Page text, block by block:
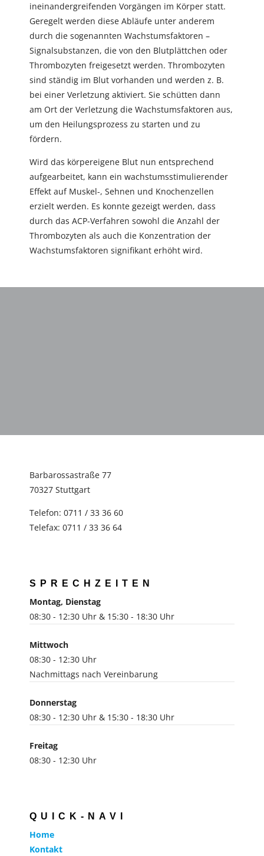
ineinandergreifenden Vorgängen im Körper statt.
Geregelt werden diese Abläufe unter anderem
durch die sogenannten Wachstumsfaktoren –
Signalsubstanzen, die von den Blutplättchen oder
Thrombozyten freigesetzt werden. Thrombozyten
sind ständig im Blut vorhanden und werden z. B.
bei einer Verletzung aktiviert. Sie schütten dann
am Ort der Verletzung die Wachstumsfaktoren aus,
um den Heilungsprozess zu starten und zu
fördern.
Wird das körpereigene Blut nun entsprechend
aufgearbeitet, kann ein wachstumsstimulierender
Effekt auf Muskel-, Sehnen und Knochenzellen
erzielt werden. Es konnte gezeigt werden, dass
durch das ACP-Verfahren sowohl die Anzahl der
Thrombozyten als auch die Konzentration der
Wachstumsfaktoren signifikant erhöht wird.
Barbarossastraße 77
70327 Stuttgart
Telefon: 0711 / 33 36 60
Telefax: 0711 / 33 36 64
SPRECHZEITEN
Montag, Dienstag
08:30 - 12:30 Uhr & 15:30 - 18:30 Uhr
Mittwoch
08:30 - 12:30 Uhr
Nachmittags nach Vereinbarung
Donnerstag
08:30 - 12:30 Uhr & 15:30 - 18:30 Uhr
Freitag
08:30 - 12:30 Uhr
QUICK-NAVI
Home
Kontakt